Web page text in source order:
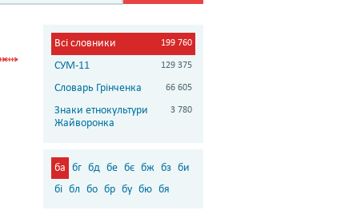
Всі словники 199 760
СУМ-11 129 375
Словарь Грінченка 66 605
Знаки етнокультури
Жайворонка
3 780
ба бг бд бе бє бж бз би
бі бл бо бр бу бю бя